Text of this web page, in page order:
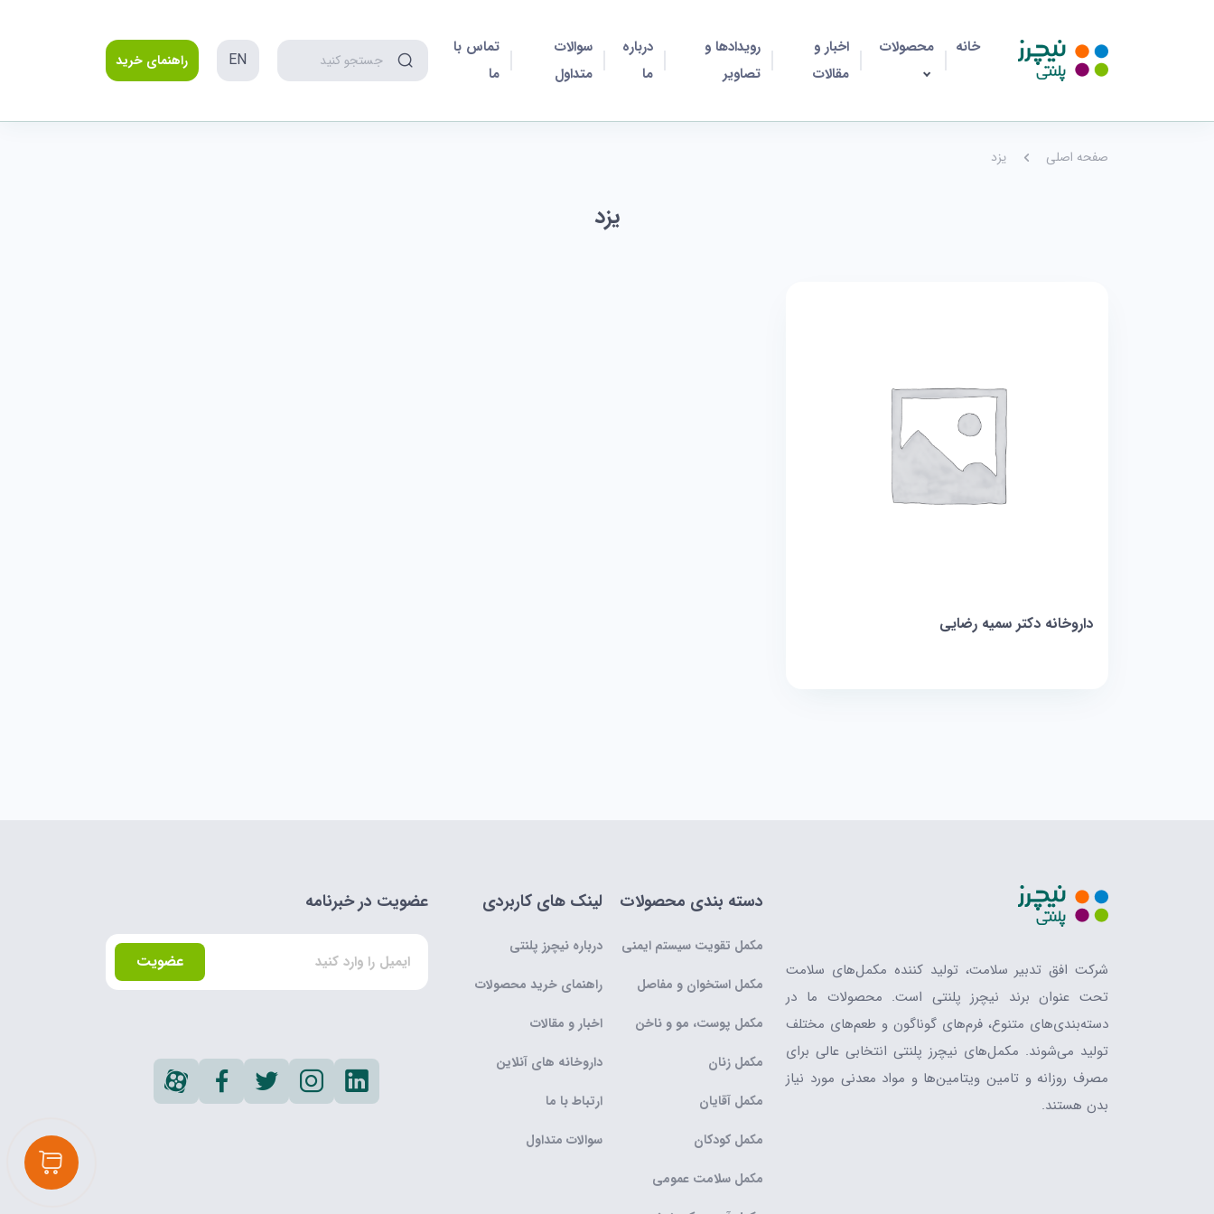
خانه محصولات
اخبار و
مقالات
رویدادها و
تصاویر
درباره
ما
سوالات
متداول
تماس با
ما
جستجو کنید EN راهنمای خرید
صفحه اصلی یزد
یزد
داروخانه دکتر سمیه رضایی
شرکت افق تدبیر سلامت، تولید کننده مکمل‌های سلامت
تحت عنوان برند نیچرز پلنتی است. محصولات ما در
دسته‌بندی‌های متنوع، فرم‌های گوناگون و طعم‌های مختلف
تولید می‌شوند. مکمل‌های نیچرز پلنتی انتخابی عالی برای
مصرف روزانه و تامین ویتامین‌ها و مواد معدنی مورد نیاز
بدن هستند.
دسته بندی محصولات
مکمل تقویت سیستم ایمنی
مکمل استخوان و مفاصل
مکمل پوست، مو و ناخن
مکمل زنان
مکمل آقایان
مکمل کودکان
مکمل سلامت عمومی
لینک های کاربردی
درباره نیچرز پلنتی
راهنمای خرید محصولات
اخبار و مقالات
داروخانه های آنلاین
ارتباط با ما
سوالات متداول
عضویت در خبرنامه
عضویت